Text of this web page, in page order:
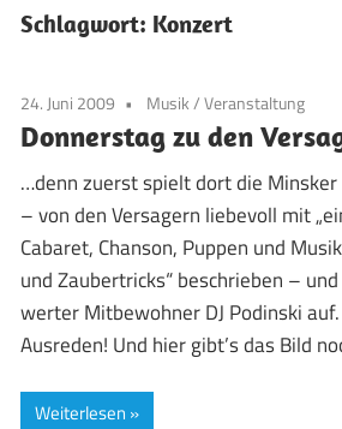
Schlagwort: Konzert
24. Juni 2009 Musik/Veranstaltung
Donnerstag zu den
…denn zuerst spielt dort die Minsker
– von den Versagern liebevoll mit
Cabaret, Chanson, Puppen und
und Zaubertricks“ beschrieben –
werter Mitbewohner DJ Podinski
Ausreden! Und hier gibt’s das Bild
Weiterlesen